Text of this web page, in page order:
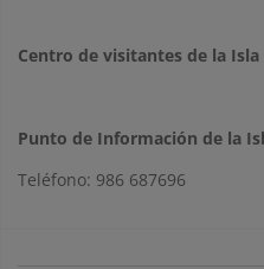
Centro de visitantes de la Isla
Punto de Información de la
Teléfono: 986 687696